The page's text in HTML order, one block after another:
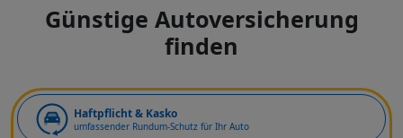
Günstige Autoversicherung
finden
Haftpflicht & Kasko
umfassender Rundum-Schutz für Ihr Auto